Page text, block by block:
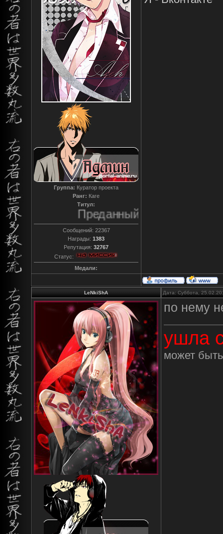
Группа: Куратор проекта
Ранг: Каге
Титул:
Преданный
Сообщений: 22367
Награды: 1383
Репутация: 32767
Статус:
Медали:
LeNkiShA Дата: Суббота,
по нему
ушла
может